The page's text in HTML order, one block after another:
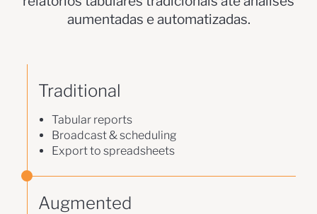
aumentadas e automatizadas.
Traditional
Tabular reports
Broadcast & scheduling
Export to spreadsheets
Augmented